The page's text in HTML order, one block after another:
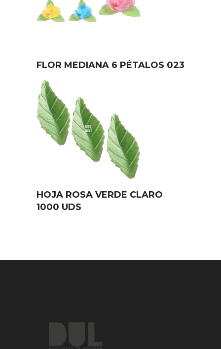
FLOR MEDIANA 6 PÉTALOS 023
HOJA ROSA VERDE CLARO
1000 UDS